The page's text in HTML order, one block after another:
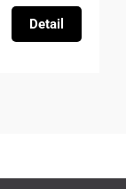
Detail